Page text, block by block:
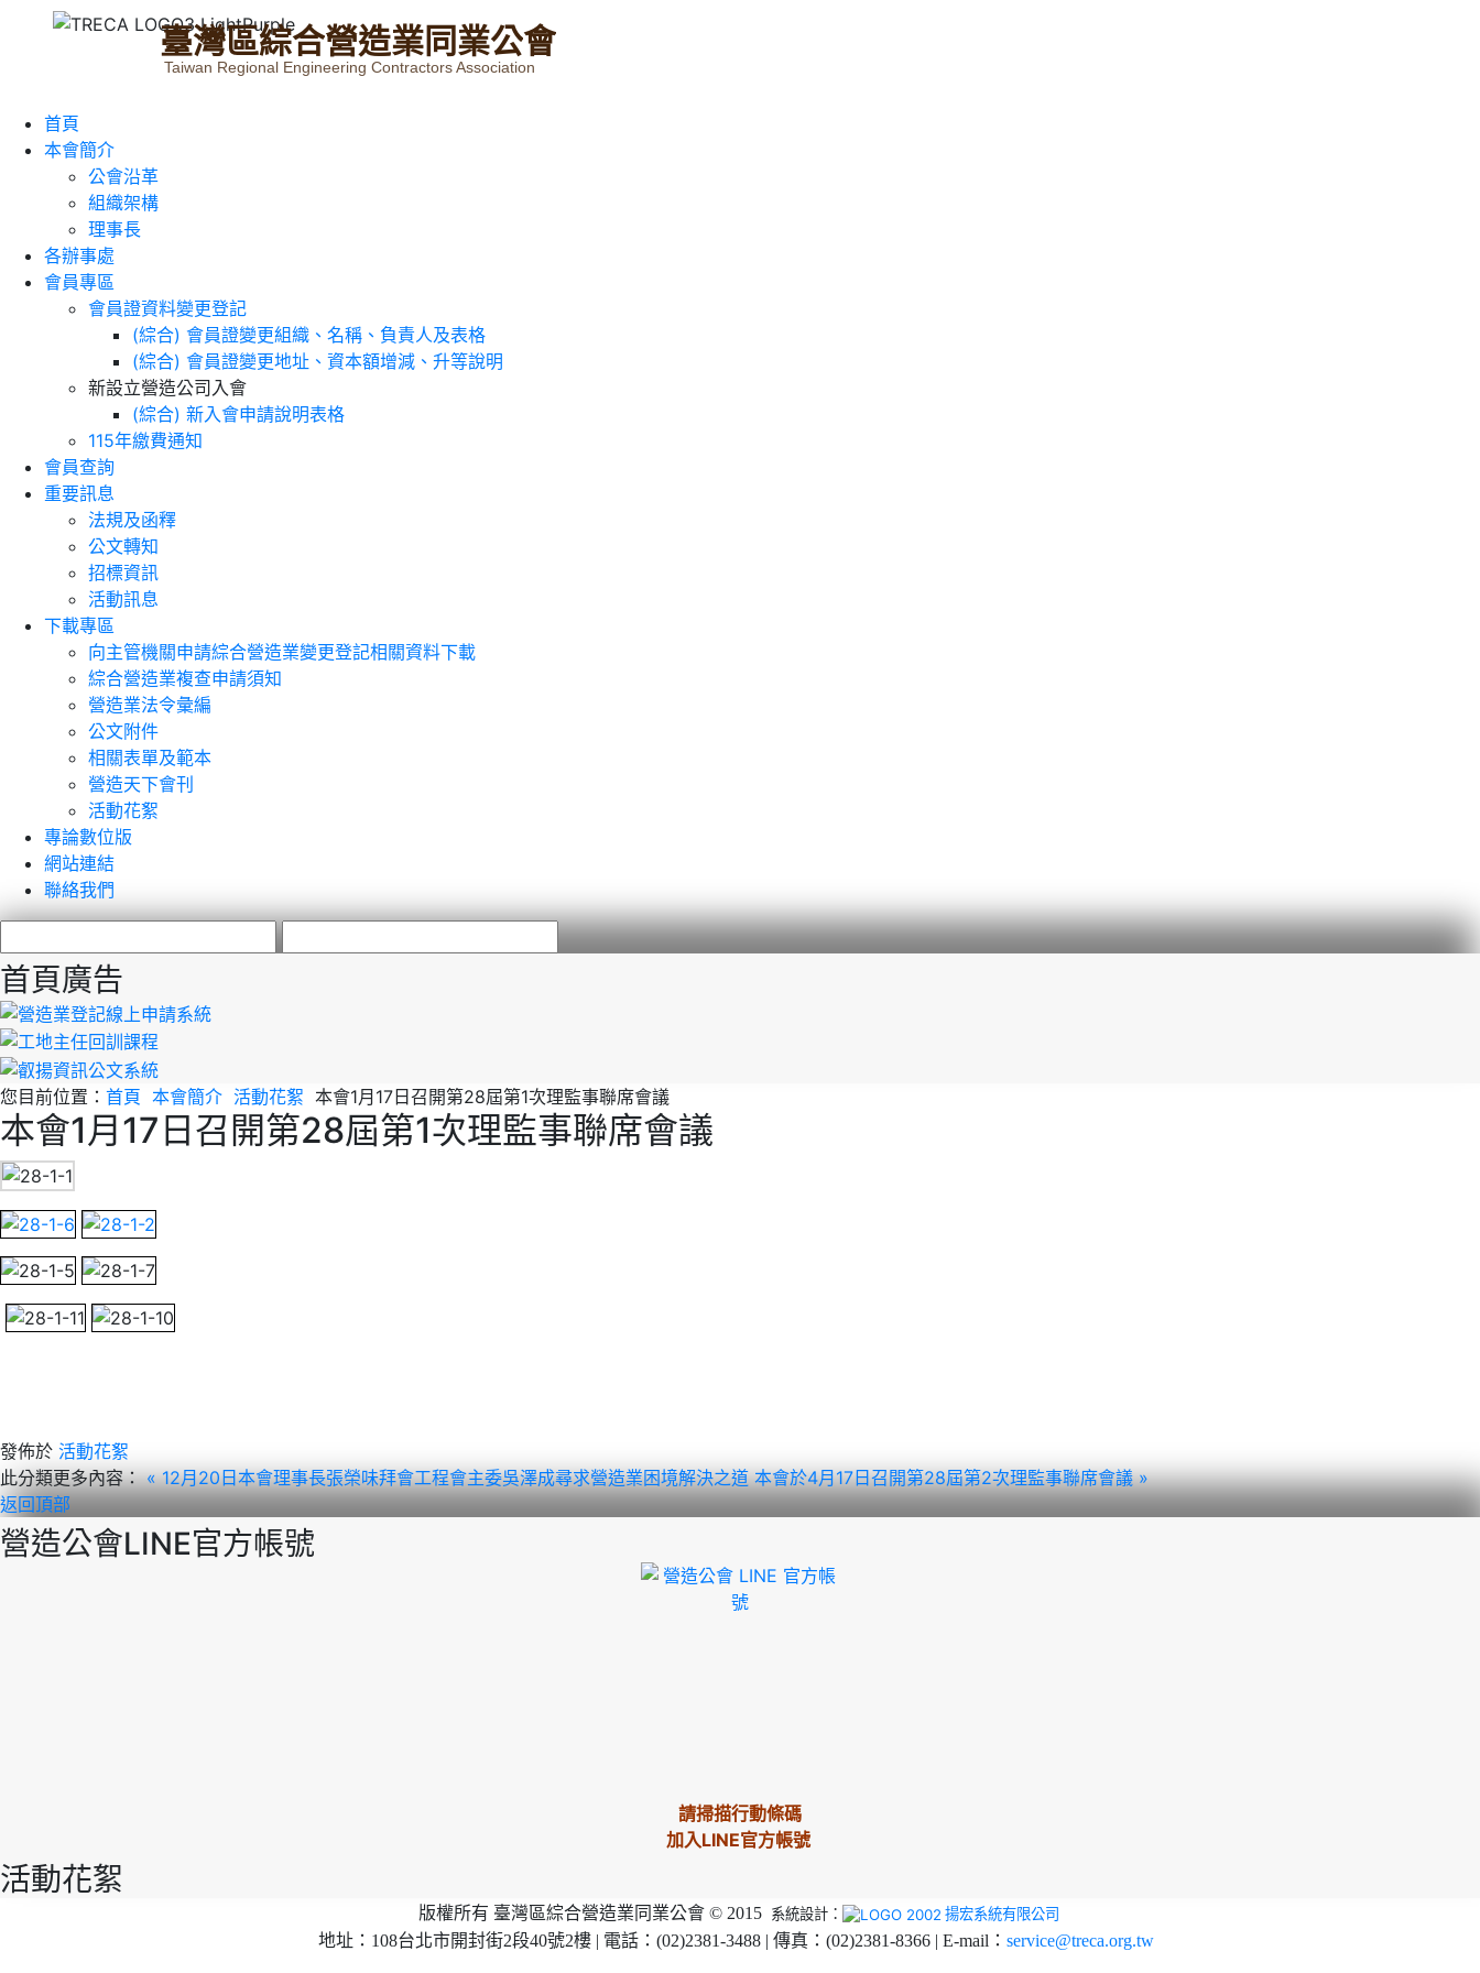
臺灣區綜合營造業同業公會
Taiwan Regional Engineering Contractors Association
首頁
本會簡介
公會沿革
組織架構
理事長
各辦事處
會員專區
會員證資料變更登記
(綜合) 會員證變更組織、名稱、負責人及表格
(綜合) 會員證變更地址、資本額增減、升等說明
新設立營造公司入會
(綜合) 新入會申請說明表格
115年繳費通知
會員查詢
重要訊息
法規及函釋
公文轉知
招標資訊
活動訊息
下載專區
向主管機關申請綜合營造業變更登記相關資料下載
綜合營造業複查申請須知
營造業法令彙編
公文附件
相關表單及範本
營造天下會刊
活動花絮
專論數位版
網站連結
聯絡我們
首頁廣告
您目前位置： 首頁 本會簡介 活動花絮 本會1月17日召開第28屆第1次理監事聯席會議
本會1月17日召開第28屆第1次理監事聯席會議
發佈於 活動花絮
此分類更多內容： « 12月20日本會理事長張榮味拜會工程會主委吳澤成尋求營造業困境解決之道本會於4月17日召開第28屆第2次理監事聯席會議 »
返回頂部
營造公會LINE官方帳號
請掃描行動條碼
加入LINE官方帳號
活動花絮
版權所有 臺灣區綜合營造業同業公會 © 2015 系統設計： 揚宏系統有限公司
地址：108台北市開封街2段40號2樓 | 電話：(02)2381-3488 | 傳真：(02)2381-8366 | E-mail： service@treca.org.tw